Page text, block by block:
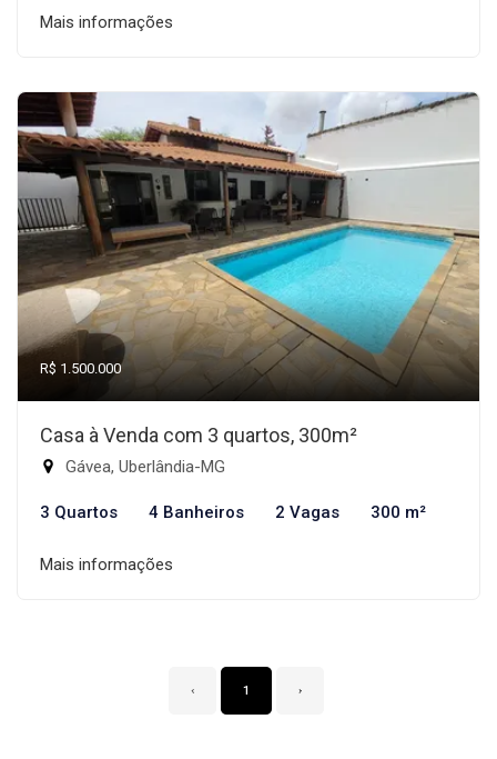
Mais informações
R$ 1.500.000
Casa à Venda com 3 quartos, 300m²
Gávea, Uberlândia-MG
3 Quartos 4 Banheiros 2 Vagas 300 m²
Mais informações
‹ 1 ›